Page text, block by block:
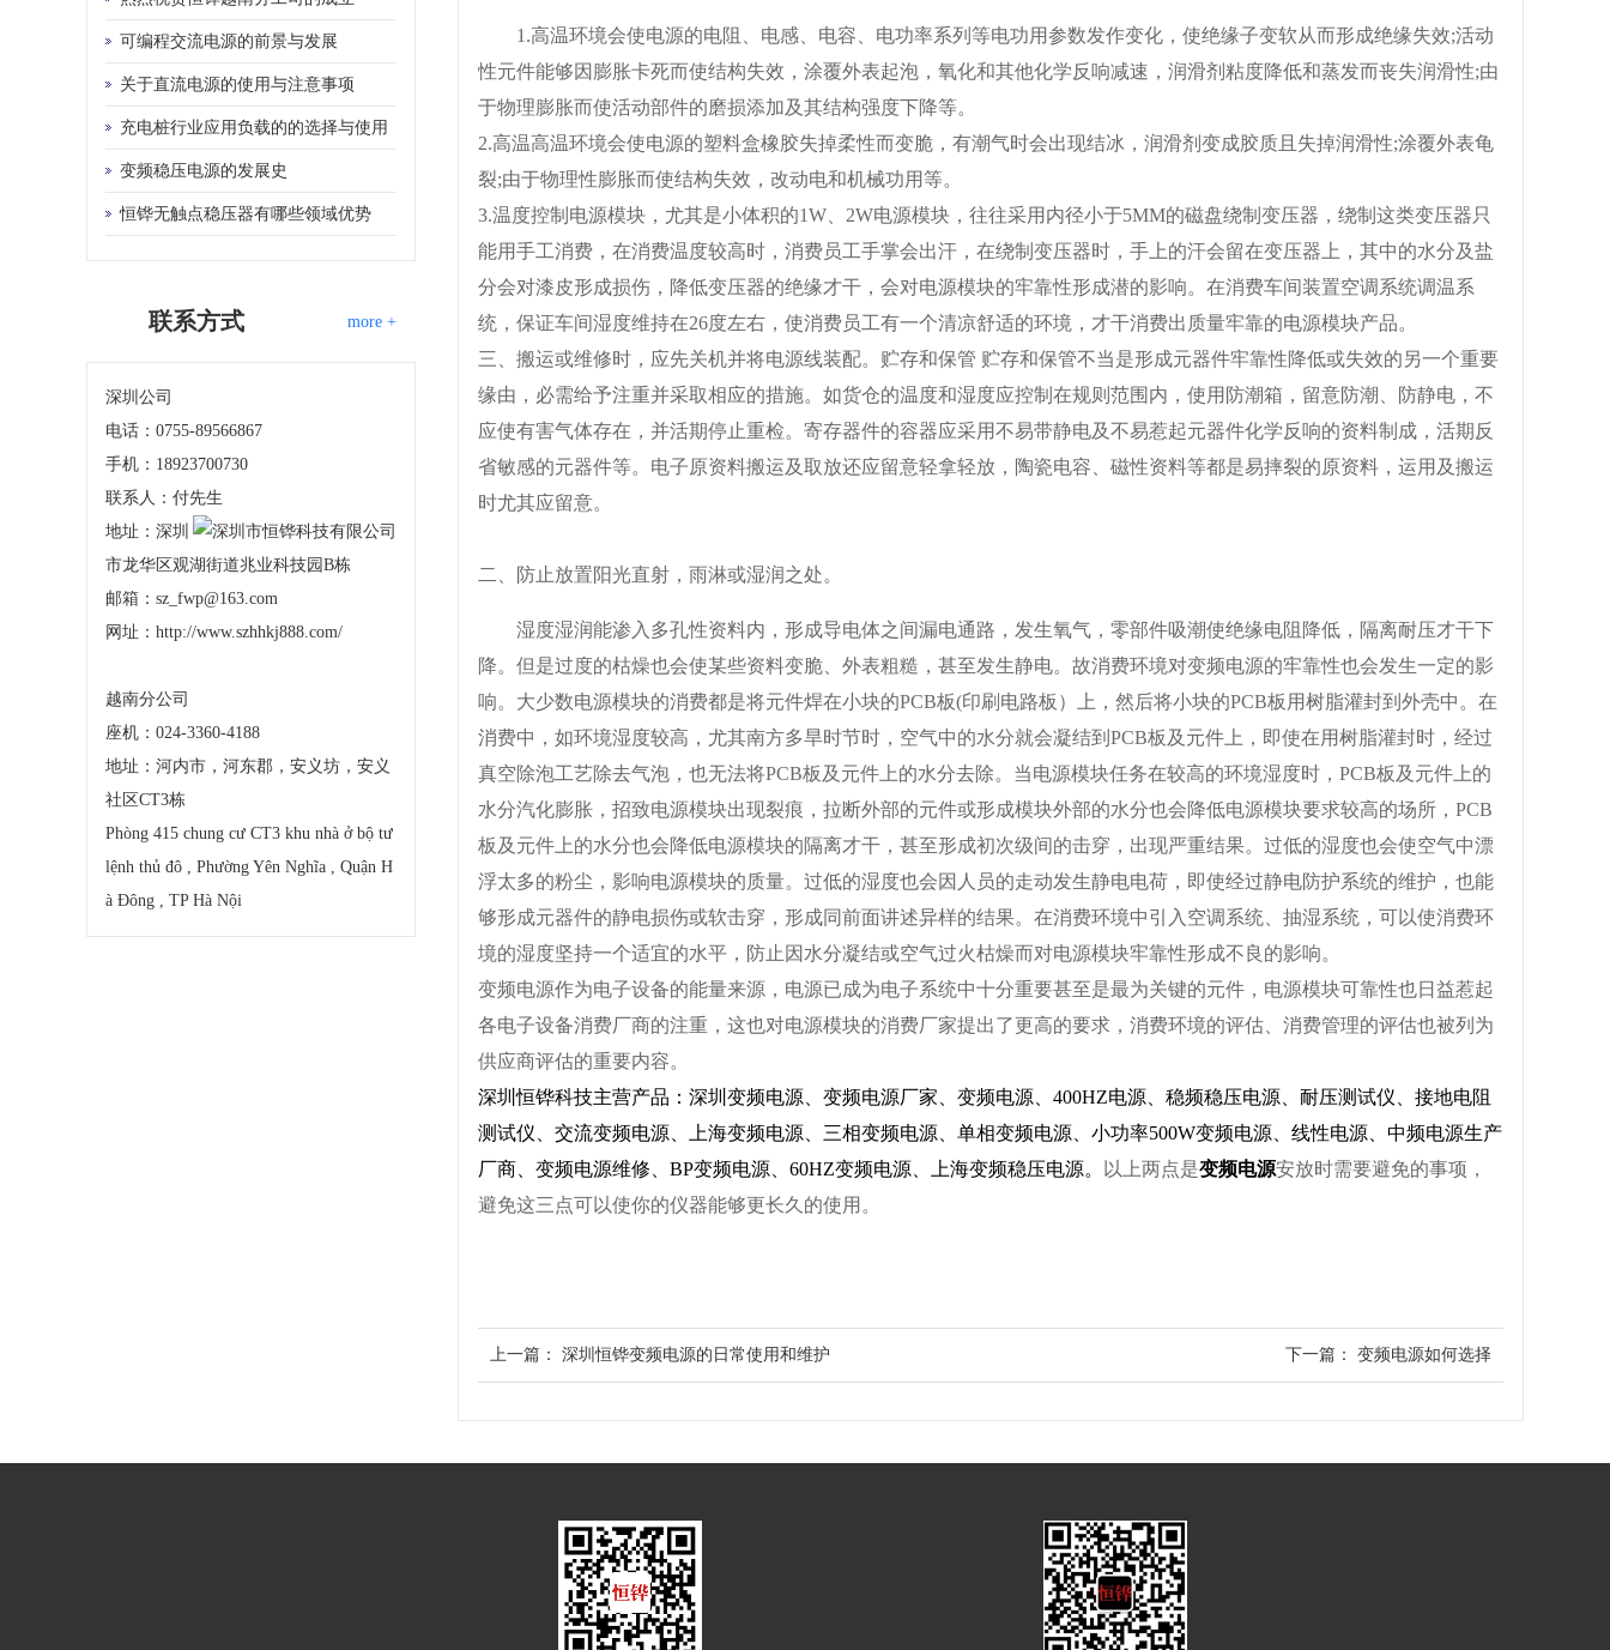
可编程交流电源的前景与发展
关于直流电源的使用与注意事项
充电桩行业应用负载的的选择与使用
变频稳压电源的发展史
恒铧无触点稳压器有哪些领域优势
联系方式 more +
深圳公司
电话：0755-89566867
手机：18923700730
联系人：付先生
地址：深圳
市龙华区观湖街道兆业科技园B栋
邮箱：sz_fwp@163.com
网址： http://www.szhhkj888.com/
越南分公司
座机：024-3360-4188
地址：河内市，河东郡，安义坊，安义
社区CT3栋
Phòng 415 chung cư CT3 khu nhà ở bộ tư
lệnh thủ đô , Phường Yên Nghĩa , Quận H
à Đông , TP Hà Nội
1.高温环境会使电源的电阻、电感、电容、电功率系列等电功用参数发作变化，使绝缘子变软从而形成绝缘失效;活动
性元件能够因膨胀卡死而使结构失效，涂覆外表起泡，氧化和其他化学反响减速，润滑剂粘度降低和蒸发而丧失润滑性;由
于物理膨胀而使活动部件的磨损添加及其结构强度下降等。
2.高温高温环境会使电源的塑料盒橡胶失掉柔性而变脆，有潮气时会出现结冰，润滑剂变成胶质且失掉润滑性;涂覆外表龟
裂;由于物理性膨胀而使结构失效，改动电和机械功用等。
3.温度控制电源模块，尤其是小体积的1W、2W电源模块，往往采用内径小于5MM的磁盘绕制变压器，绕制这类变压器只
能用手工消费，在消费温度较高时，消费员工手掌会出汗，在绕制变压器时，手上的汗会留在变压器上，其中的水分及盐
分会对漆皮形成损伤，降低变压器的绝缘才干，会对电源模块的牢靠性形成潜的影响。在消费车间装置空调系统调温系
统，保证车间湿度维持在26度左右，使消费员工有一个清凉舒适的环境，才干消费出质量牢靠的电源模块产品。
三、搬运或维修时，应先关机并将电源线装配。贮存和保管 贮存和保管不当是形成元器件牢靠性降低或失效的另一个重要
缘由，必需给予注重并采取相应的措施。如货仓的温度和湿度应控制在规则范围内，使用防潮箱，留意防潮、防静电，不
应使有害气体存在，并活期停止重检。寄存器件的容器应采用不易带静电及不易惹起元器件化学反响的资料制成，活期反
省敏感的元器件等。电子原资料搬运及取放还应留意轻拿轻放，陶瓷电容、磁性资料等都是易摔裂的原资料，运用及搬运
时尤其应留意。
二、防止放置阳光直射，雨淋或湿润之处。
湿度湿润能渗入多孔性资料内，形成导电体之间漏电通路，发生氧气，零部件吸潮使绝缘电阻降低，隔离耐压才干下
降。但是过度的枯燥也会使某些资料变脆、外表粗糙，甚至发生静电。故消费环境对变频电源的牢靠性也会发生一定的影
响。大少数电源模块的消费都是将元件焊在小块的PCB板(印刷电路板）上，然后将小块的PCB板用树脂灌封到外壳中。在
消费中，如环境湿度较高，尤其南方多旱时节时，空气中的水分就会凝结到PCB板及元件上，即使在用树脂灌封时，经过
真空除泡工艺除去气泡，也无法将PCB板及元件上的水分去除。当电源模块任务在较高的环境湿度时，PCB板及元件上的
水分汽化膨胀，招致电源模块出现裂痕，拉断外部的元件或形成模块外部的水分也会降低电源模块要求较高的场所，PCB
板及元件上的水分也会降低电源模块的隔离才干，甚至形成初次级间的击穿，出现严重结果。过低的湿度也会使空气中漂
浮太多的粉尘，影响电源模块的质量。过低的湿度也会因人员的走动发生静电电荷，即使经过静电防护系统的维护，也能
够形成元器件的静电损伤或软击穿，形成同前面讲述异样的结果。在消费环境中引入空调系统、抽湿系统，可以使消费环
境的湿度坚持一个适宜的水平，防止因水分凝结或空气过火枯燥而对电源模块牢靠性形成不良的影响。
变频电源作为电子设备的能量来源，电源已成为电子系统中十分重要甚至是最为关键的元件，电源模块可靠性也日益惹起
各电子设备消费厂商的注重，这也对电源模块的消费厂家提出了更高的要求，消费环境的评估、消费管理的评估也被列为
供应商评估的重要内容。
深圳恒铧科技主营产品：深圳变频电源、变频电源厂家、变频电源、400HZ电源、稳频稳压电源、耐压测试仪、接地电阻
测试仪、交流变频电源、上海变频电源、三相变频电源、单相变频电源、小功率500W变频电源、线性电源、中频电源生产
厂商、变频电源维修、BP变频电源、60HZ变频电源、上海变频稳压电源。
以上两点是变频电源安放时需要避免的事项，
避免这三点可以使你的仪器能够更长久的使用。
上一篇： 深圳恒铧变频电源的日常使用和维护 下一篇： 变频电源如何选择